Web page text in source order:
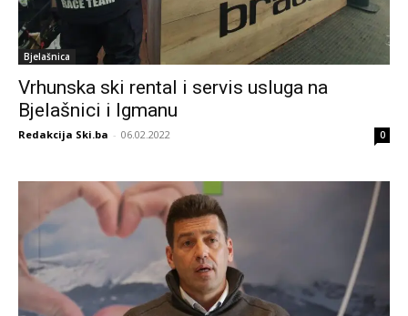
Bjelašnica
Vrhunska ski rental i servis usluga na
Bjelašnici i Igmanu
Redakcija Ski.ba - 06.02.2022 0